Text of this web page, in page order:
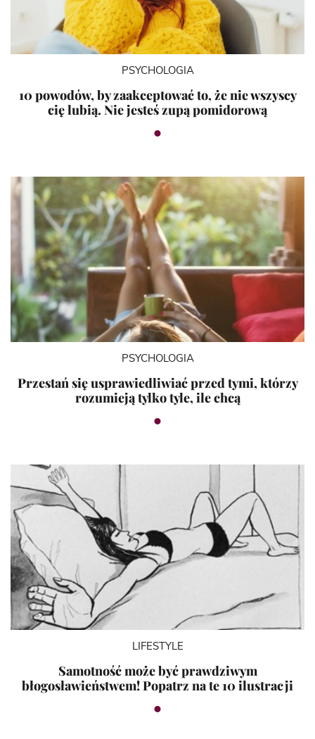
PSYCHOLOGIA
10 powodów, by zaakceptować to, że nie wszyscy
cię lubią. Nie jesteś zupą pomidorową
PSYCHOLOGIA
Przestań się usprawiedliwiać przed tymi, którzy
rozumieją tylko tyle, ile chcą
LIFESTYLE
Samotność może być prawdziwym
błogosławieństwem! Popatrz na te 10 ilustracji